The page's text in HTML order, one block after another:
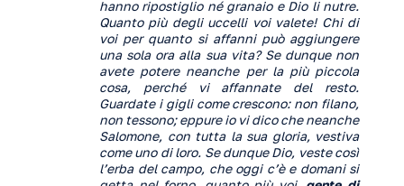
hanno ripostiglio né granaio e Dio li nutre.
Quanto più degli uccelli voi valete! Chi di
voi per quanto si affanni può aggiungere
una sola ora alla sua vita? Se dunque non
avete potere neanche per la più piccola
cosa, perché vi affannate del resto.
Guardate i gigli come crescono: non filano,
non tessono; eppure io vi dico che neanche
Salomone, con tutta la sua gloria, vestiva
come uno di loro. Se dunque Dio, veste così
l’erba del campo, che oggi c’è e domani si